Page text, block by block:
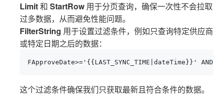
Limit和 StartRow 用于分页查询，确保一次性不会拉取
过多数据，从而避免性能问题。
FilterString 用于设置过滤条件，例如只查询特定供应商
或特定日期之后的数据：
FApproveDate>='{{LAST_SYNC_TIME|dateTime}}'
这个过滤条件确保我们只获取最新且符合条件的数据。